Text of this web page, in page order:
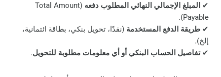
✔ المبلغ الإجمالي النهائي المطلوب دفعه (Total Amount
Payable).
✔ طريقة الدفع المستخدمة (نقدًا، تحويل بنكي، بطاقة ائتمانية،
إلخ).
✔تفاصيل الحساب البنكي أو أي معلومات مطلوبة للتحويل.